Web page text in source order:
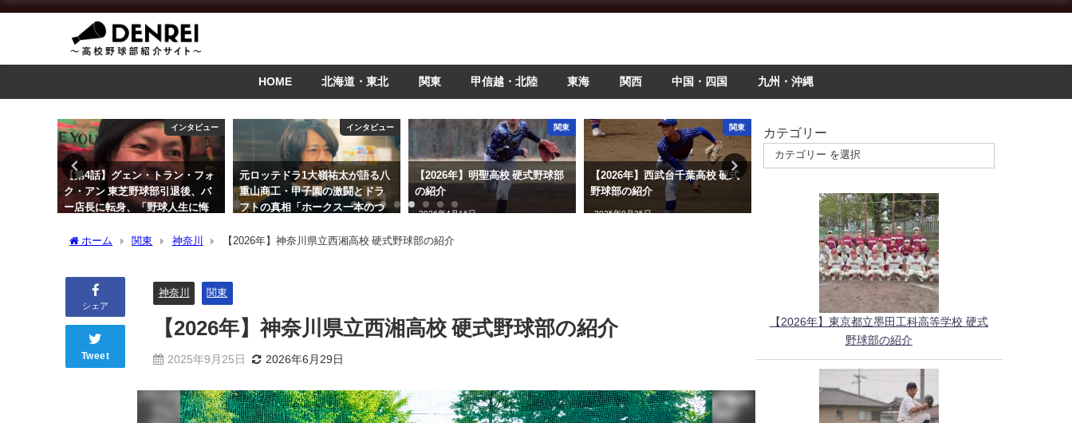
HOME 北海道・東北 関東 甲信越・北陸 東海 関西 中国・四国 九州・沖縄
インタビュー
】グェン・トラン・フォ
ン 東芝野球部引退後、バ
に転身、「野球人生に悔
インタビュー
元ロッテドラ1大嶺祐太が語る八
重山商工・甲子園の激闘とドラ
フトの真相「ホークス一本のつ
2026年3月24日
関東
【2026年】明聖高校 硬式野球部
の紹介
2026年4月16日
関東
【2026年】西武台千葉高校 硬式
野球部の紹介
2025年9月25日
北海道・東北
【2026年】札幌新陽高等学校 硬
式野球部の紹介
2025年9月25日
球部の紹介
2026年6月3日
ホーム 関東 神奈川 【2026年】神奈川県立西湘高校 硬式野球部の紹介
シェア
Tweet
神奈川 関東
【2026年】神奈川県立西湘高校 硬式野球部の紹介
2025年9月25日 2026年6月29日
カテゴリー
【2026年】東京都立墨田工科高等学校 硬式
野球部の紹介